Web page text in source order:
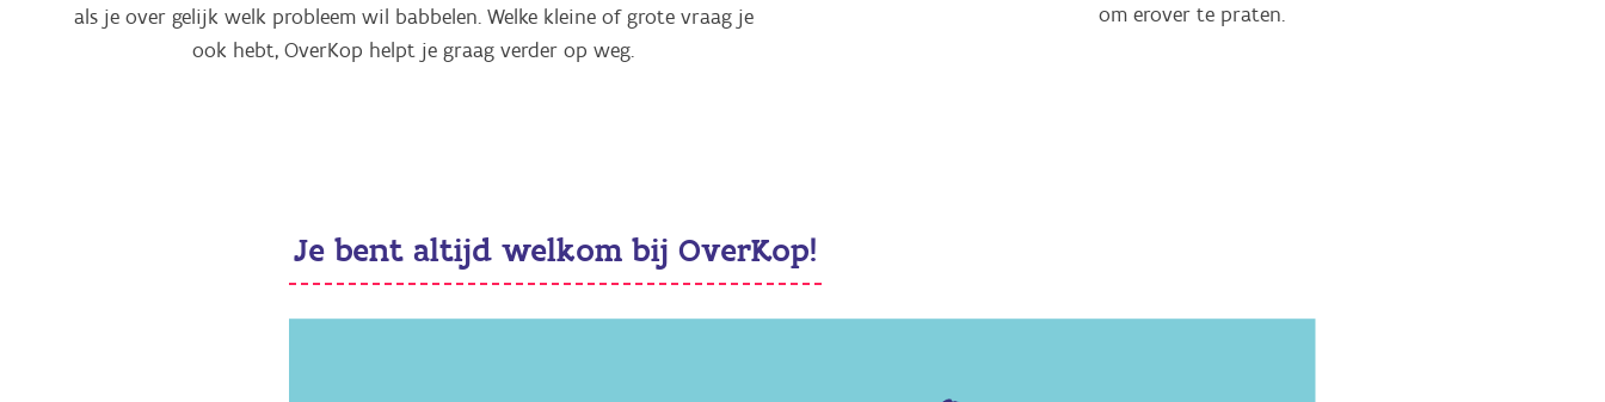
als je over gelijk welk probleem wil babbelen. Welke kleine of grote vraag je
ook hebt, OverKop helpt je graag verder op weg.
om erover te praten.
Je bent altijd welkom bij OverKop!